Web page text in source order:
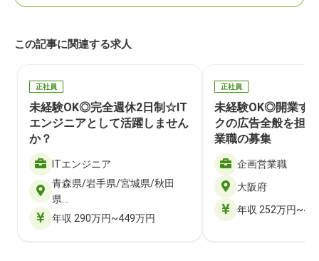
この記事に関連する求人
正社員
未経験OK◎完全週休2日制☆IT
エンジニアとして活躍しません
か？
ITエンジニア
青森県/岩手県/宮城県/秋田
県…
年収 290万円~449万円
正社員
未経験OK◎開業す
クの広告全般を担
業職の募集
企画営業職
大阪府
年収 252万円